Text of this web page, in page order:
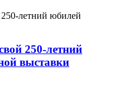
250-летний
выставки